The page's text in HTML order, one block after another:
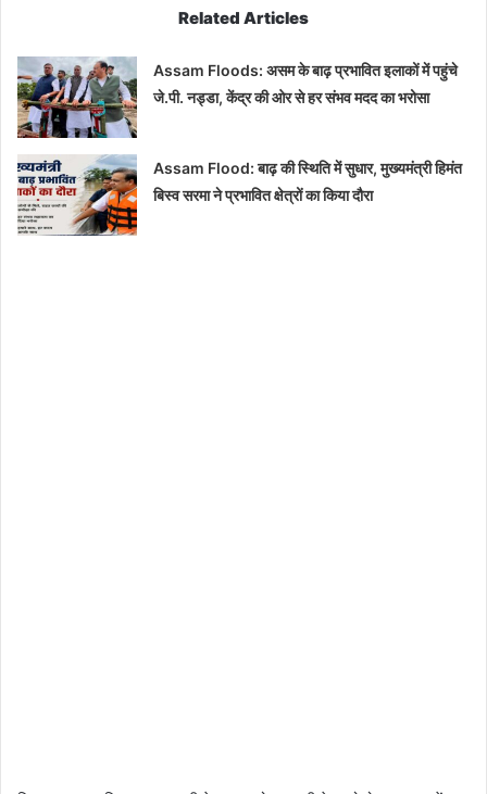
Related Articles
Assam Floods: असम के बाढ़ प्रभावित इलाकों में पहुंचे
जे.पी. नड्डा, केंद्र की ओर से हर संभव मदद का भरोसा
Assam Flood: बाढ़ की स्थिति में सुधार, मुख्यमंत्री हिमंत
बिस्व सरमा ने प्रभावित क्षेत्रों का किया दौरा